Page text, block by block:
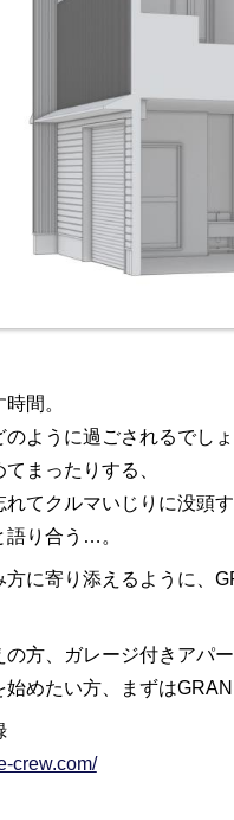
間。
ように過ごされるでしょ
まったりする、
てクルマいじりに没頭す
語り合う…。
方に寄り添えるように、
方、ガレージ付きアパ
始めたい方、まずは
crew.com/